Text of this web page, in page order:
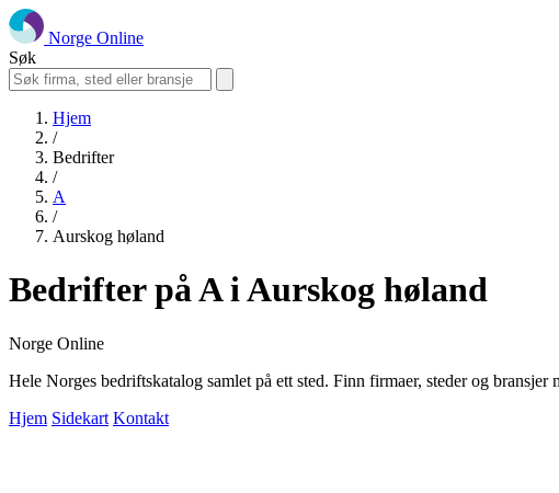
Norge Online
Søk
Hjem
/
Bedrifter
/
A
/
Aurskog høland
Bedrifter på A i Aurskog høland
Norge Online
Hele Norges bedriftskatalog samlet på ett sted. Finn firmaer, steder og bransjer
Hjem Sidekart Kontakt